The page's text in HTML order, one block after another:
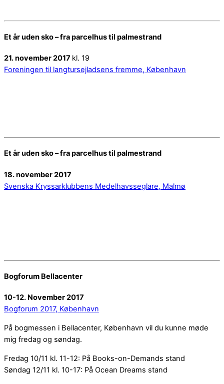
Et år uden sko – fra parcelhus til palmestrand
21. november 2017 kl. 19
Foreningen til langtursejladsens fremme, København
Et år uden sko – fra parcelhus til palmestrand
18. november 2017
Svenska Kryssarklubbens Medelhavsseglare, Malmø
Bogforum Bellacenter
10-12. November 2017
Bogforum 2017, København
På bogmessen i Bellacenter, København vil du kunne møde
mig fredag og søndag.
Fredag 10/11 kl. 11-12: På Books-on-Demands stand
Søndag 12/11 kl. 10-17: På Ocean Dreams stand